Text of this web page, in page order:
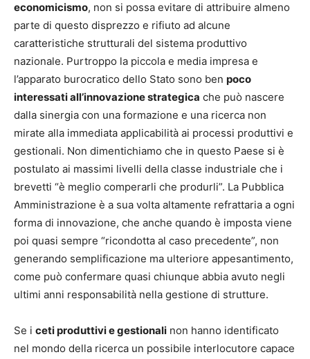
economicismo, non si possa evitare di attribuire almeno
parte di questo disprezzo e rifiuto ad alcune
caratteristiche strutturali del sistema produttivo
nazionale. Purtroppo la piccola e media impresa e
l’apparato burocratico dello Stato sono ben poco
interessati all’innovazione strategica che può nascere
dalla sinergia con una formazione e una ricerca non
mirate alla immediata applicabilità ai processi produttivi e
gestionali. Non dimentichiamo che in questo Paese si è
postulato ai massimi livelli della classe industriale che i
brevetti “è meglio comperarli che produrli”. La Pubblica
Amministrazione è a sua volta altamente refrattaria a ogni
forma di innovazione, che anche quando è imposta viene
poi quasi sempre “ricondotta al caso precedente”, non
generando semplificazione ma ulteriore appesantimento,
come può confermare quasi chiunque abbia avuto negli
ultimi anni responsabilità nella gestione di strutture.
Se i ceti produttivi e gestionali non hanno identificato
nel mondo della ricerca un possibile interlocutore capace